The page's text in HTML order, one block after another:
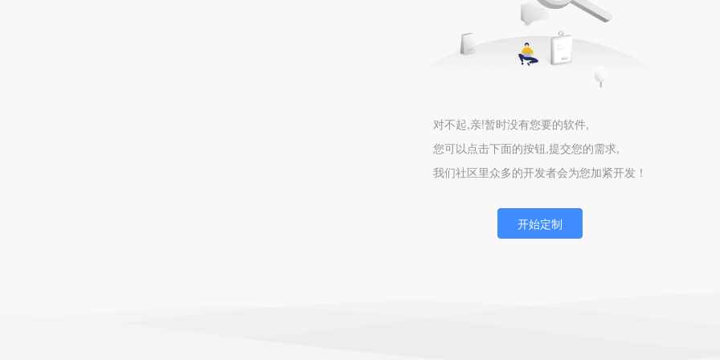
对不起,亲!暂时没有您要的软件,
您可以点击下面的按钮,提交您的需求,
我们社区里众多的开发者会为您加紧开发！
开始定制